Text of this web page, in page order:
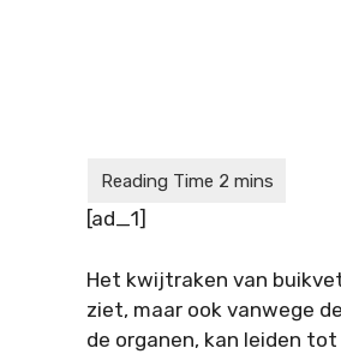
[ad_1]
Het kwijtraken van
ziet, maar ook vanwege
de organen, kan leiden